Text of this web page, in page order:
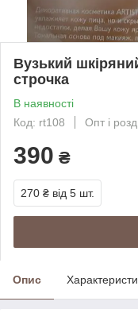
Вузький
строчка
В наявності
Код: rt108
Опт і
390 ₴
270 ₴ від 5 шт.
Опис